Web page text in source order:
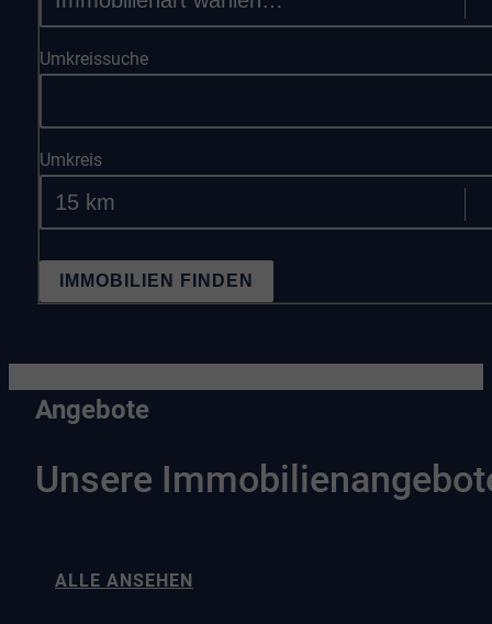
Umkreissuche
Umkreis
IMMOBILIEN FINDEN
Angebote
Unsere
ALLE ANSEHEN